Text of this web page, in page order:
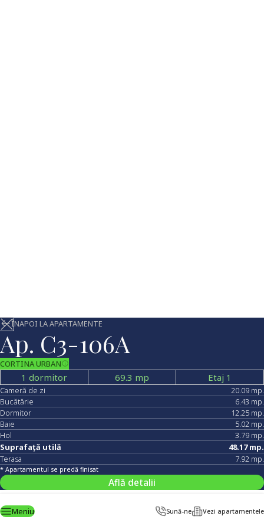
ÎNAPOI LA APARTAMENTE
Ap. C3-106A
CORTINA URBAN
1 dormitor 69.3 mp Etaj 1
Cameră de zi 20.09 mp.
Bucătărie
6.43 mp.
Dormitor
12.25 mp.
Baie
5.02 mp.
Hol
3.79 mp.
Suprafață utilă
48.17mp.
Terasa
7.92 mp.
* Apartamentul se predă finisat
Află detalii
Meniu Sună-ne Vezi apartamentele